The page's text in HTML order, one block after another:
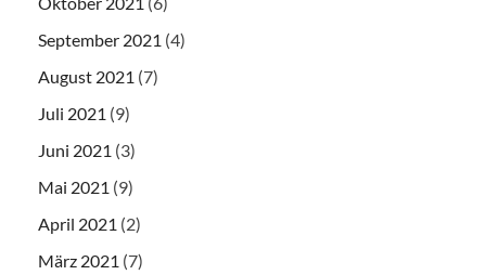
September 2021 (4)
August 2021 (7)
Juli 2021 (9)
Juni 2021 (3)
Mai 2021 (9)
April 2021 (2)
März 2021 (7)